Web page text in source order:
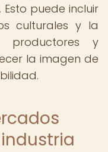
puede incluir
culturales y la
productores y
la imagen de